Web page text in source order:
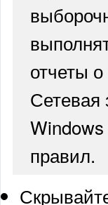
отчеты
Сетевая
правил.